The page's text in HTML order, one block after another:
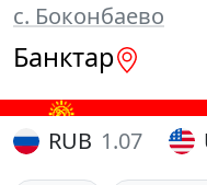
с. Боконбаево
Банктар
RUB 1.07